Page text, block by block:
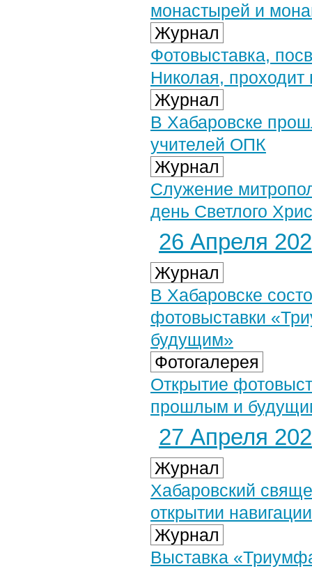
монастырей и
Журнал
Фотовыставка,
Николая, проходит
Журнал
В Хабаровске
учителей ОПК
Журнал
Служение
день Светлого
26 Апреля
Журнал
В Хабаровске
фотовыставки
будущим»
Фотогалерея
Открытие
прошлым и
27 Апреля
Журнал
Хабаровский
открытии
Журнал
Выставка